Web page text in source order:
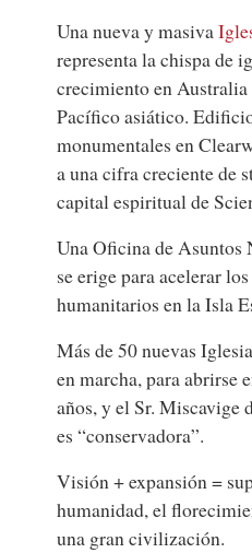
Una nueva y masiva
representa la chispa de
crecimiento en
Pacífico asiático.
monumentales en
a una cifra creciente de
capital espiritual de
Una Oficina de Asuntos
se erige para acelerar
humanitarios en la Isla
Más de 50 nuevas
en marcha, para abrirse
años, y el Sr. Miscavige
es “conservadora”.
Visión + expansión =
humanidad, el
una gran civilización.